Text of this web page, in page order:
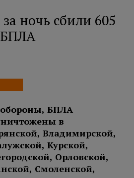
ночь сбили 605
БПЛА
БПЛА
в
Владимирской,
Курской,
Орловской,
Смоленской,